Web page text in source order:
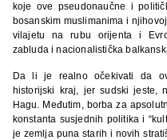
koje ove pseudonaučne i
bosanskim muslimanima i
vilajetu na rubu orijenta i
zabluda i nacionalistička
Da li je realno očekivati da
historijski kraj, jer sudski jeste,
Hagu. Međutim, borba za
konstanta susjednih politika i
je zemlja puna starih i novih